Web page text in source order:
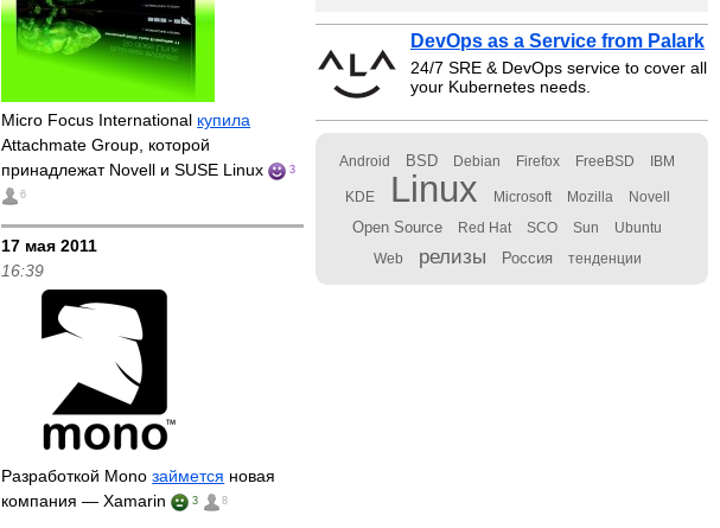
Micro Focus International купила
Attachmate Group, которой
принадлежат Novell и SUSE Linux
3
6
17 мая 2011
16:39
Разработкой Monoзаймется новая
компания — Xamarin
3 8
DevOps as a Service from Palark
24/7 SRE & DevOps service to cover all
your Kubernetes needs.
Android BSD Debian Firefox FreeBSD IBM
KDE Linux Microsoft Mozilla Novell
Open Source Red Hat SCO Sun Ubuntu
Web релизы Россия тенденции